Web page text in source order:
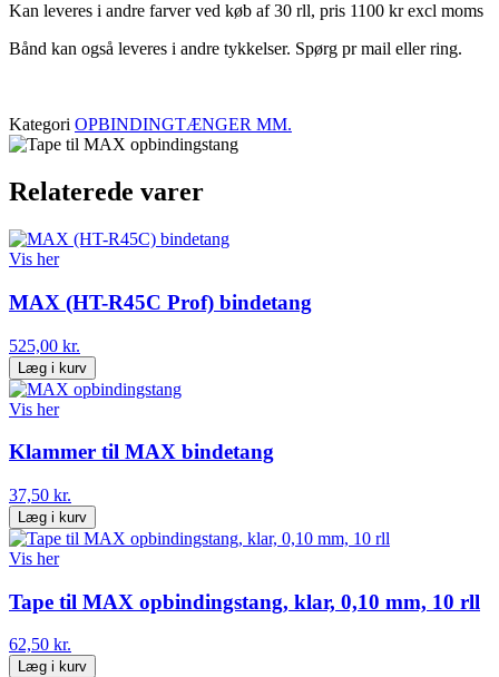
Kan leveres i andre farver ved køb af 30 rll, pris 1100 kr excl moms
Bånd kan også leveres i andre tykkelser. Spørg pr mail eller ring.
Kategori OPBINDINGTÆNGER MM.
Relaterede varer
Vis her
MAX (HT-R45C Prof) bindetang
525,00 kr.
Læg i kurv
Vis her
Klammer til MAX bindetang
37,50 kr.
Læg i kurv
Vis her
Tape til MAX opbindingstang, klar, 0,10 mm, 10 rll
62,50 kr.
Læg i kurv